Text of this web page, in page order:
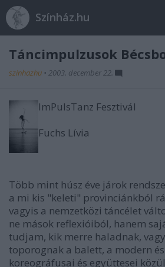
Színház.hu
Táncimpulzusok
szinhazhu • 2003. december 22.
ImPulsTanz Fesztivál
Fuchs Lívia
Több mint húsz éve járok
a mi kis "keleti" provinciánkból
vagyis a nemzetközi táncélet
ne mások reflexióiból, hanem
tudjam, kik merre haladnak,
toporognak a balett, a modern
koreográfusai és együttesei